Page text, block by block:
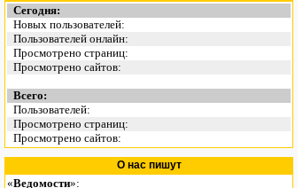
Сегодня:
Новых пользователей:
Пользователей онлайн:
Просмотрено страниц:
Просмотрено сайтов:
Всего:
Пользователей:
Просмотрено страниц:
Просмотрено сайтов:
О нас пишут
«Ведомости»: